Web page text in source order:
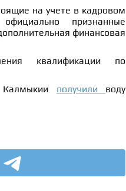
на учете в кадровом
признанные
финансовая
квалификации по
получили воду